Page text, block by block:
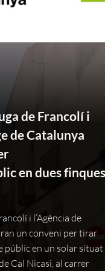
de Francolí i
de Catalunya
en dues
i l’Agència de
un conveni per tirar
públic en un solar situat
Cal Nicasi, al carrer